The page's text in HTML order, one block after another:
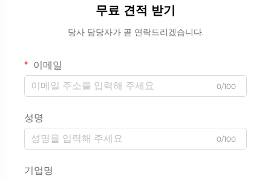
무료 견적 받기
당사 담당자가 곧 연락드리겠습니다.
이메일
0/100
성명
0/100
기업명